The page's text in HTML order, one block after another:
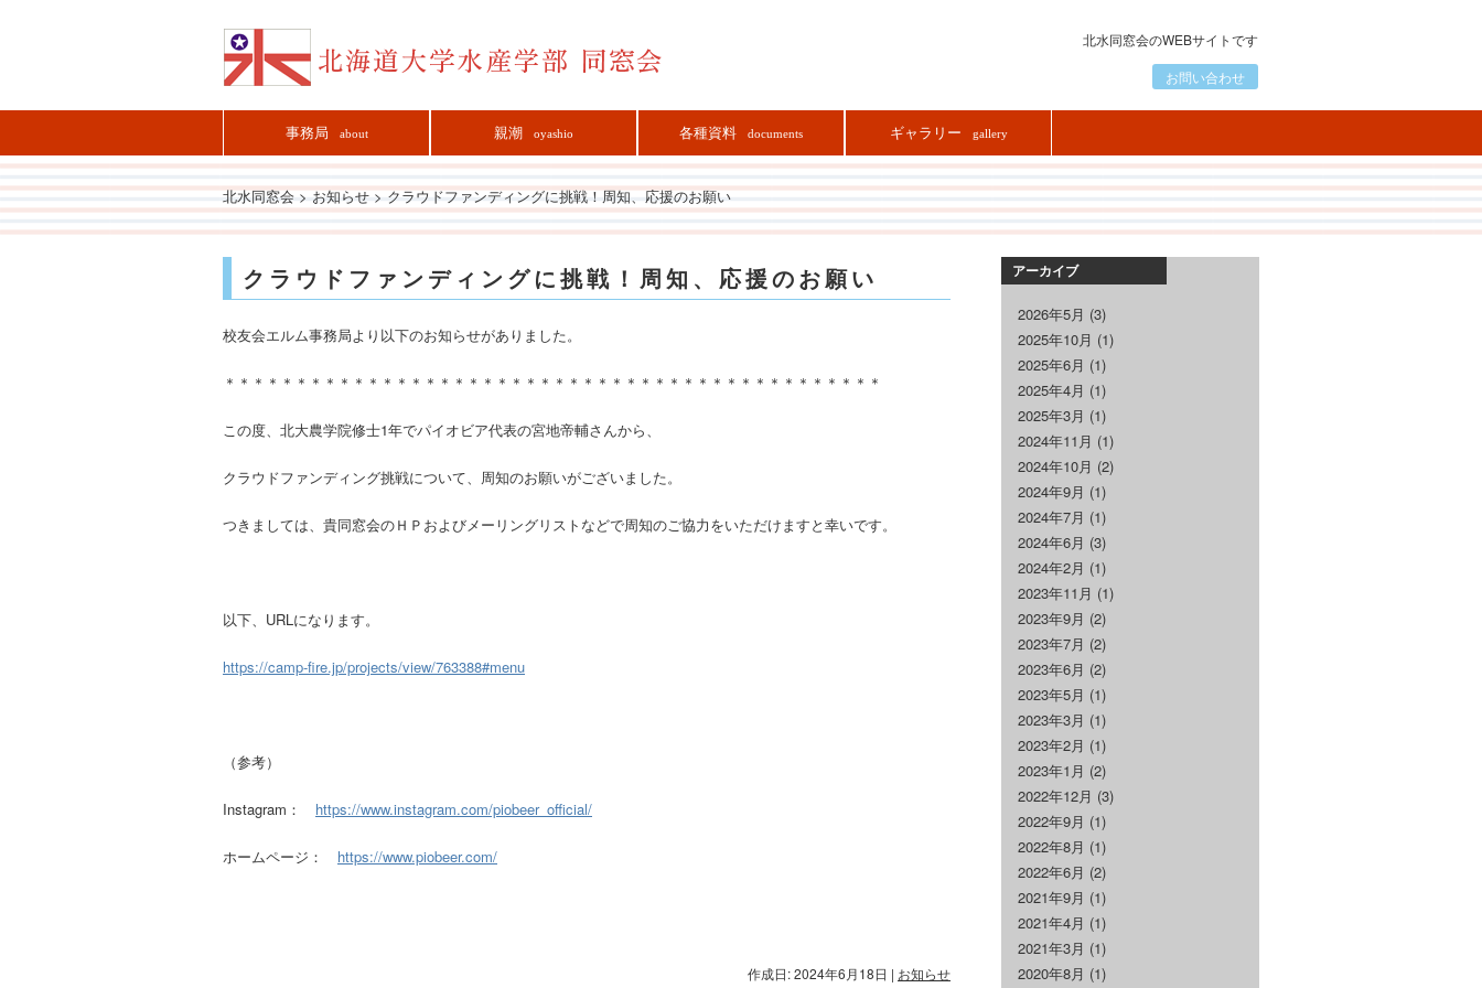
北水同窓会のWEBサイトです
お問い合わせ
事務局 about 親潮 oyashio 各種資料 documents ギャラリー gallery
北水同窓会>お知らせ>クラウドファンディングに挑戦！周知、応援のお願い
クラウドファンディングに挑戦！周知、応援のお願い
校友会エルム事務局より以下のお知らせがありました。
＊＊＊＊＊＊＊＊＊＊＊＊＊＊＊＊＊＊＊＊＊＊＊＊＊＊＊＊＊＊＊＊＊＊＊＊＊＊＊＊＊＊＊＊＊＊
この度、北大農学院修士1年でパイオビア代表の宮地帝輔さんから、
クラウドファンディング挑戦について、周知のお願いがございました。
つきましては、貴同窓会のＨＰおよびメーリングリストなどで周知のご協力をいただけますと幸いです。
以下、URLになります。
https://camp-fire.jp/projects/view/763388#menu
（参考）
Instagram： https://www.instagram.com/piobeer_official/
ホームページ： https://www.piobeer.com/
作成日: 2024年6月18日 | お知らせ
アーカイブ
2026年5月 (3)
2025年10月 (1)
2025年6月 (1)
2025年4月 (1)
2025年3月 (1)
2024年11月 (1)
2024年10月 (2)
2024年9月 (1)
2024年7月 (1)
2024年6月 (3)
2024年2月 (1)
2023年11月 (1)
2023年9月 (2)
2023年7月 (2)
2023年6月 (2)
2023年5月 (1)
2023年3月 (1)
2023年2月 (1)
2023年1月 (2)
2022年12月 (3)
2022年9月 (1)
2022年8月 (1)
2022年6月 (2)
2021年9月 (1)
2021年4月 (1)
2021年3月 (1)
2020年8月 (1)